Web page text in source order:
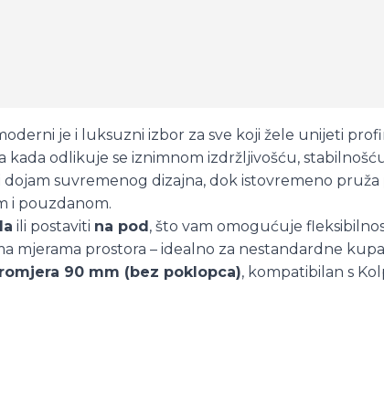
je i luksuzni izbor za sve koji žele unijeti
kada odlikuje se iznimnom izdržljivošću,
suvremenog dizajna, dok istovremeno pruža
i pouzdanom.
ili postaviti na pod, što vam omogućuje
mjerama prostora – idealno za nestandardne
90 mm (bez poklopca), kompatibilan s